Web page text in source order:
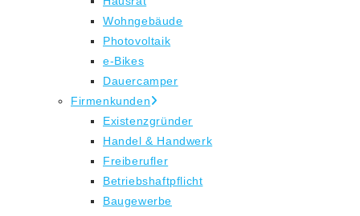
Wohngebäude
Photovoltaik
e-Bikes
Dauercamper
Firmenkunden
Existenzgründer
Handel & Handwerk
Freiberufler
Betriebshaftpflicht
Baugewerbe